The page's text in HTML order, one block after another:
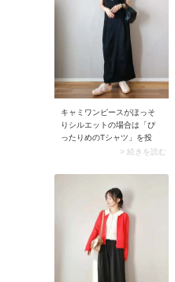
りのコーデでも浮きませ
ん。座席に着いたらパーカ
ーを袋に入れて足元に置く
とかさばりませんよ。
キャミワンピースがほっそ
りシルエットの場合は「ぴ
ったりめのTシャツ」を投
入。シンプルかつ細身のTシ
ピースに馴染みやすく、コ
ーデがスッキリ見えしま
す。また全身が縦長シルエ
ットにまとまることで、ス
タイルアップ効果も期待で
きますよ。
> 続きを読む